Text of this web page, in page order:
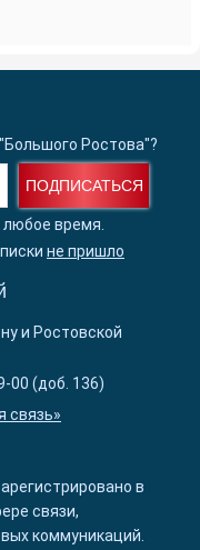
Ростова"?
ПОДПИСАТЬСЯ
время.
не пришло
и Ростовской
00 (доб. 136)
связь»
в
связи,
коммуникаций.